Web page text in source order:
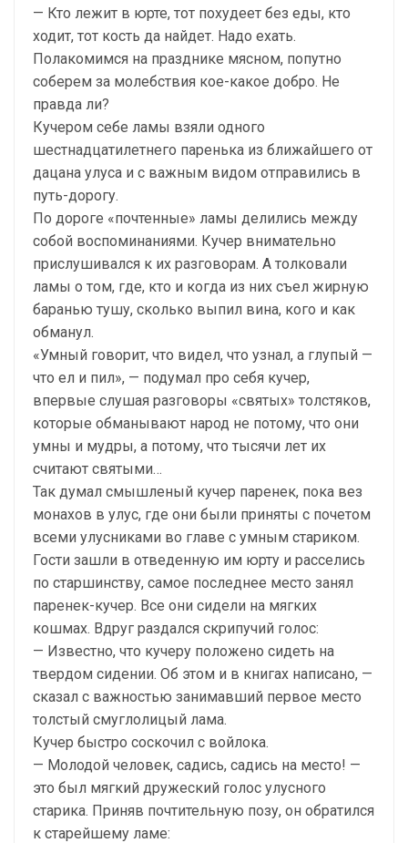
— Кто лежит в юрте, тот похудеет без еды, кто
ходит, тот кость да найдет. Надо ехать.
Полакомимся на празднике мясном, попутно
соберем за молебствия кое-какое добро. Не
правда ли?
Кучером себе ламы взяли одного
шестнадцатилетнего паренька из ближайшего от
дацана улуса и с важным видом отправились в
путь-дорогу.
По дороге «почтенные» ламы делились между
собой воспоминаниями. Кучер внимательно
прислушивался к их разговорам. А толковали
ламы о том, где, кто и когда из них съел жирную
баранью тушу, сколько выпил вина, кого и как
обманул.
«Умный говорит, что видел, что узнал, а глупый —
что ел и пил», — подумал про себя кучер,
впервые слушая разговоры «святых» толстяков,
которые обманывают народ не потому, что они
умны и мудры, а потому, что тысячи лет их
считают святыми…
Так думал смышленый кучер паренек, пока вез
монахов в улус, где они были приняты с почетом
всеми улусниками во главе с умным стариком.
Гости зашли в отведенную им юрту и расселись
по старшинству, самое последнее место занял
паренек-кучер. Все они сидели на мягких
кошмах. Вдруг раздался скрипучий голос:
— Известно, что кучеру положено сидеть на
твердом сидении. Об этом и в книгах написано, —
сказал с важностью занимавший первое место
толстый смуглолицый лама.
Кучер быстро соскочил с войлока.
— Молодой человек, садись, садись на место! —
это был мягкий дружеский голос улусного
старика. Приняв почтительную позу, он обратился
к старейшему ламе: